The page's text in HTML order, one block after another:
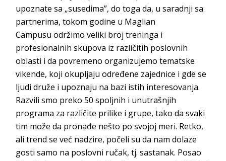
upoznate sa „susedima”, do toga da, u saradnji sa
partnerima, tokom godine u Maglian
Campusu održimo veliki broj treninga i
profesionalnih skupova iz različitih poslovnih
oblasti i da povremeno organizujemo tematske
vikende, koji okupljaju određene zajednice i gde se
ljudi druže i upoznaju na bazi istih interesovanja.
Razvili smo preko 50 spoljnih i unutrašnjih
programa za različite prilike i grupe, tako da svaki
tim može da pronađe nešto po svojoj meri. Retko,
ali trend se već nadzire, počeli su da nam dolaze
gosti samo na poslovni ručak, tj. sastanak. Posao